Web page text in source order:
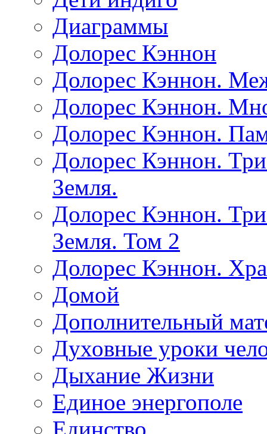
Диаграммы
Долорес Кэннон
Долорес Кэннон.
Долорес Кэннон.
Долорес Кэннон.
Долорес Кэннон.
Земля.
Долорес Кэннон.
Земля. Том 2
Долорес Кэннон.
Домой
Дополнительный
Духовные уроки
Дыхание Жизни
Единое энергополе
Единство